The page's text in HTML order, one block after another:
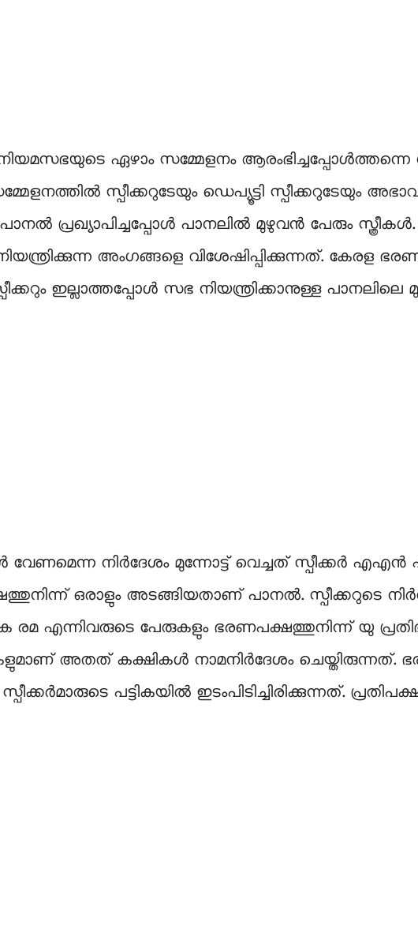
ഏഴാം സമ്മേളനം ആരംഭിച്ചപ്പോള്‍ത്തന്നെ
സ്പീക്കറുടേയും ഡെപ്യൂട്ടി സ്പീക്കറുടേയും
പ്രഖ്യാപിച്ചപ്പോൾ പാനലില്‍ മുഴുവന്‍ പേരും
അംഗങ്ങളെ വിശേഷിപ്പിക്കുന്നത്. കേരള
സ്പീക്കറും ഇല്ലാത്തപ്പോള്‍ സഭ നിയന്ത്രിക്കാനുള്ള
നിര്‍ദേശം മുന്നോട്ട് വെച്ചത് സ്പീക്കര്‍
ഒരാളും അടങ്ങിയതാണ് പാനല്‍. സ്പീക്കറുടെ
രമ എന്നിവരുടെ പേരുകളും ഭരണപക്ഷത്തുനിന്ന് യു
അതത് കക്ഷികള്‍ നാമനിര്‍ദേശം ചെയ്തിരുന്നത്.
പട്ടികയിൽ ഇടംപിടിച്ചിരിക്കുന്നത്.